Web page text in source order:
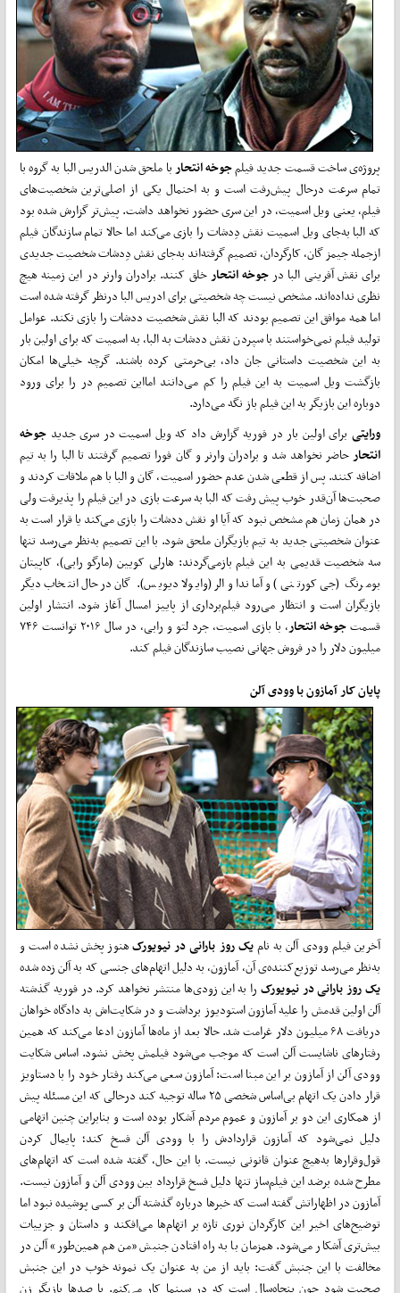
پروژه‌ی ساخت قسمت جدید فیلمجوخه انتحاربا ملحق شدن الدریس البا به گروه با
تمام سرعت درحال پیش‌رفت است و به احنمال یکی از اصلی‌ترین شخصیت‌های
فیلم، یعنی ویل اسمیت، در این سری حضور نخواهد داشت. پیش‌تر گزارش شده بود
که البا به‌جای ویل اسمیت نقش دِدشات را بازی می‌کند اما حالا تمام سازندگان فیلم
ازجمله جیمز گان، کارگردان، تصمیم گرفته‌اند به‌جای نقش دِدشات شخصیت جدیدی
برای نقش آفرینی البا در جوخه انتحارخلق کنند. برادران وارنر در این زمینه هیچ
نظری نداده‌اند. مشخص نیست چه شخصیتی برای ادریس البا درنظر گرفته شده است
اما همه موافق این تصمیم بودند که البا نقش شخصیت ددشات را بازی نکند. عوامل
تولید فیلم نمی‌خواستند با سپردن نقش ددشات به البا، به اسمیت که برای اولین بار
به این شخصیت داستانی جان داد، بی‌حرمتی کرده باشند. گرچه خیلی‌ها امکان
بازگشت ویل اسمیت به این فیلم را کم می‌دانند امااین تصمیم در را برای ورود
دوباره این بازیگر به این فیلم باز نگه می‌دارد.
ورایتیبرای اولین بار در فوریه گزارش داد که ویل اسمیت در سری جدید جوخه
انتحارحاضر نخواهد شد و برادران وارنر و گان فورا تصمیم گرفتند تا البا را به تیم
اضافه کنند. پس از قطعی شدن عدم حضور اسمیت، گان و البا با هم ملاقات کردند و
صحبت‌ها آن‌قدر خوب پیش رفت که البا به سرعت بازی در این فیلم را پذیرفت ولی
در همان زمان هم مشخص نبود که آیا او نقش ددشات را بازی می‌کند یا قرار است به
عنوان شخصیتی جدید به تیم بازیگران ملحق شود. با این تصمیم به‌نظر می‌رسد تنها
سه شخصیت قدیمی به این فیلم بازمی‌گردند: هارلی کویین (مارگو رابی)، کاپیتان
بومرنگ (جی کورتنی) و آماندا والر (وایولا دیویس). گان درحال انتخاب دیگر
بازیگران است و انتظار می‌رود فیلم‌برداری از پاییز امسال آغاز شود. انتشار اولین
قسمتجوخه انتحار
، با بازی اسمیت، جرد لتو و رابی، در سال ۲۰۱۶ توانست ۷۴۶
میلیون دلار را در فروش جهانی نصیب سازندگان فیلم کند.
پایان کار آمازون با وودی آلن
آخرین فیلم وودی آلن به نامیک روز بارانی در نیویورکهنوز پخش نشده است و
به‌نظر می‌رسد توزیع‌کننده‌ی آن، آمازون، به دلیل اتهام‌های جنسی که به آلن زده شده
یک روز بارانی در نیویورکرا به این زودی‌ها منتشر نخواهد کرد. در فوریه گذشته
آلن اولین قدمش را علیه آمازون استودیوز برداشت و در شکایت‌اش به دادگاه خواهان
دریافت ۶۸ میلیون دلار غرامت شد. حالا بعد از ماه‌ها آمازون ادعا می‌کند که همین
رفتارهای ناشایست آلن است که موجب می‌شود فیلمش پخش نشود. اساس شکایت
وودی آلن از آمازون بر این مبنا است: آمازون سعی می‌کند رفتار خود را با دستاویز
قرار دادن یک اتهام بی‌اساس شخصی ۲۵ ساله توجیه کند درحالی که این مسئله پیش
از همکاری این دو بر آمازون و عموم مردم آشکار بوده است و بنابراین چنین اتهامی
دلیل نمی‌شود که آمازون قراردادش را با وودی آلن فسخ کند؛ پایمال کردن
قول‌وقرارها به‌هیچ عنوان قانونی نیست. با این حال، گفته شده است که اتهام‌های
مطرح شده برضد این فیلم‌ساز تنها دلیل فسخ قرارداد بین وودی آلن و آمازون نیست.
آمازون در اظهاراتش گفته است که خبرها درباره گذشته آلن بر کسی پوشیده نبود اما
توضیح‌های اخیر این کارگردان نوری تازه‌‌ بر اتهام‌ها می‌افکند و داستان و جزییات
بیش‌تری آشکار می‌شود. همزمان با به راه افتادن جنبش «من هم همین‌طور» آلن در
مخالفت با این جنبش گفت: باید از من به عنوان یک نمونه خوب در این جنبش
صحبت شود چون پنجاه‌سال است که در سینما کار می‌کنم. با صدها بازیگر زن